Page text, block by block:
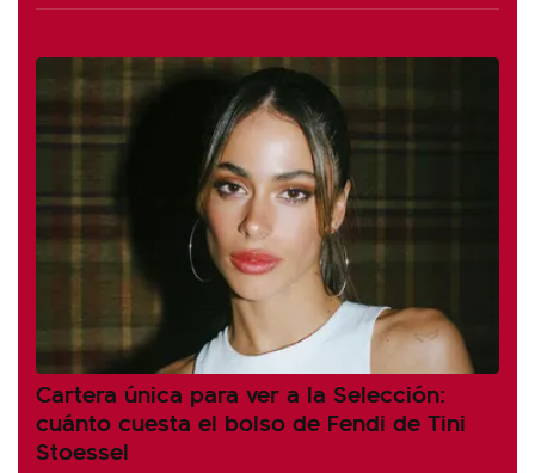
Cartera única para ver a la Selección:
cuánto cuesta el bolso de Fendi de Tini
Stoessel